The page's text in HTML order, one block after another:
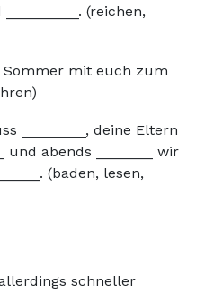
(reichen,
Sommer mit euch zum
________, deine Eltern
und abends _______ wir
(baden, lesen,
schneller